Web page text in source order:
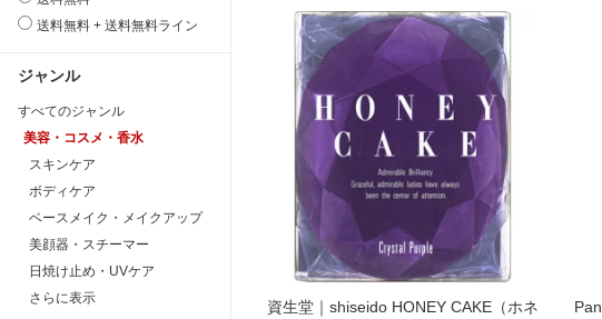
送料無料 + 送料無料ライン
ジャンル
すべてのジャンル
美容・コスメ・香水
スキンケア
ボディケア
ベースメイク・メイクアップ
美顔器・スチーマー
日焼け止め・UVケア
さらに表示
資生堂｜shiseido HONEY CAKE（ホネ